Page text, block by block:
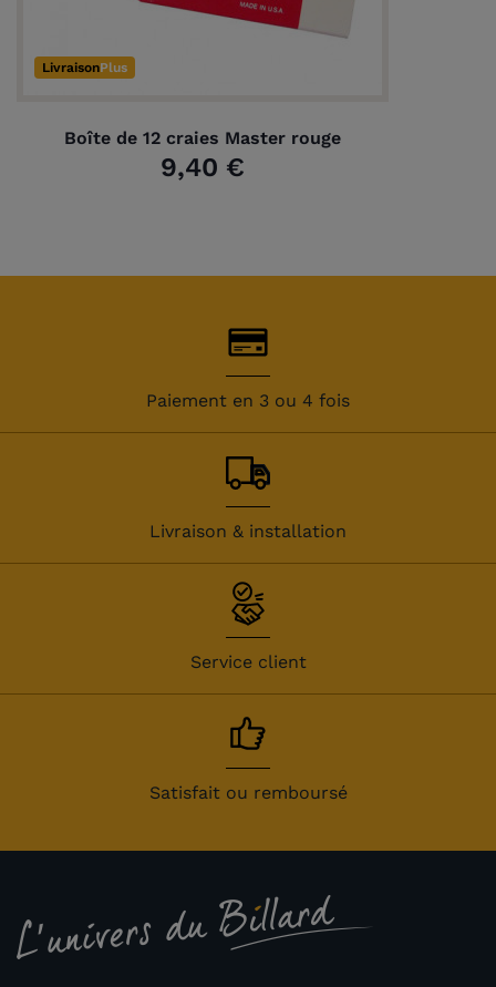
LivraisonPlus
Boîte de 12 craies Master rouge
9,40 €
Paiement en 3 ou 4 fois
Livraison & installation
Service client
Satisfait ou remboursé